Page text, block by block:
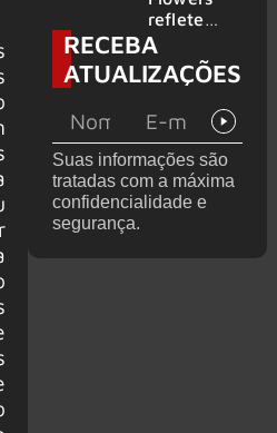
e KORN
reflete
sobre o
futuro e
levanta
de de
deixar os
palcos
RECEBA
ATUALIZAÇÕES
Suas informações são
tratadas com a máxima
confidencialidade e
segurança.